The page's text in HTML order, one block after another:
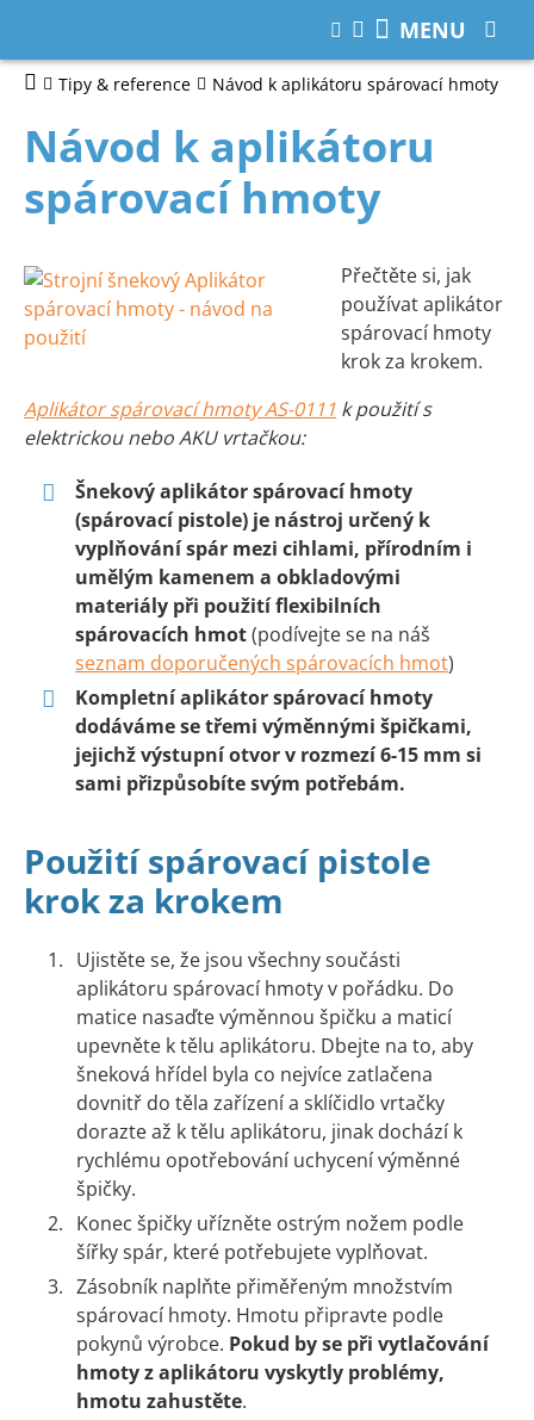
Tipy & reference Návod k aplikátoru spárovací hmoty
Návod k aplikátoru
spárovací hmoty
Přečtěte si, jak
používat aplikátor
spárovací hmoty
krok za krokem.
Aplikátor spárovací hmoty AS-0111 k použití s
elektrickou nebo AKU vrtačkou:
Šnekový aplikátor spárovací hmoty
(spárovací pistole) je nástroj určený k
vyplňování spár mezi cihlami, přírodním i
umělým kamenem a obkladovými
materiály při použití flexibilních
spárovacích hmot(podívejte se na náš
seznam doporučených spárovacích hmot)
Kompletní aplikátor spárovací hmoty
dodáváme se třemi výměnnými špičkami,
jejichž výstupní otvor v rozmezí 6-15 mm si
sami přizpůsobíte svým potřebám.
Použití spárovací pistole
krok za krokem
Ujistěte se, že jsou všechny součásti
aplikátoru spárovací hmoty v pořádku. Do
matice nasaďte výměnnou špičku a maticí
upevněte k tělu aplikátoru. Dbejte na to, aby
šneková hřídel byla co nejvíce zatlačena
dovnitř do těla zařízení a sklíčidlo vrtačky
dorazte až k tělu aplikátoru, jinak dochází k
rychlému opotřebování uchycení výměnné
špičky.
Konec špičky uřízněte ostrým nožem podle
šířky spár, které potřebujete vyplňovat.
Zásobník naplňte přiměřeným množstvím
spárovací hmoty. Hmotu připravte podle
pokynů výrobce. Pokud by se při vytlačování
hmoty z aplikátoru vyskytly problémy,
hmotu zahustěte.
MENU